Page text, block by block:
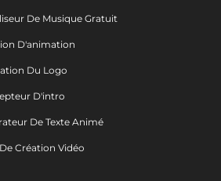
De Musique Gratuit
D'animation
Du Logo
D'intro
De Texte Animé
Création Vidéo